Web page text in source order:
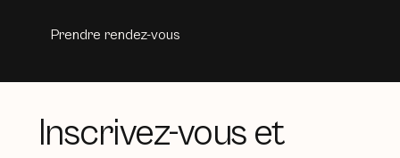
Prendre rendez-vous
Inscrivez-vous et